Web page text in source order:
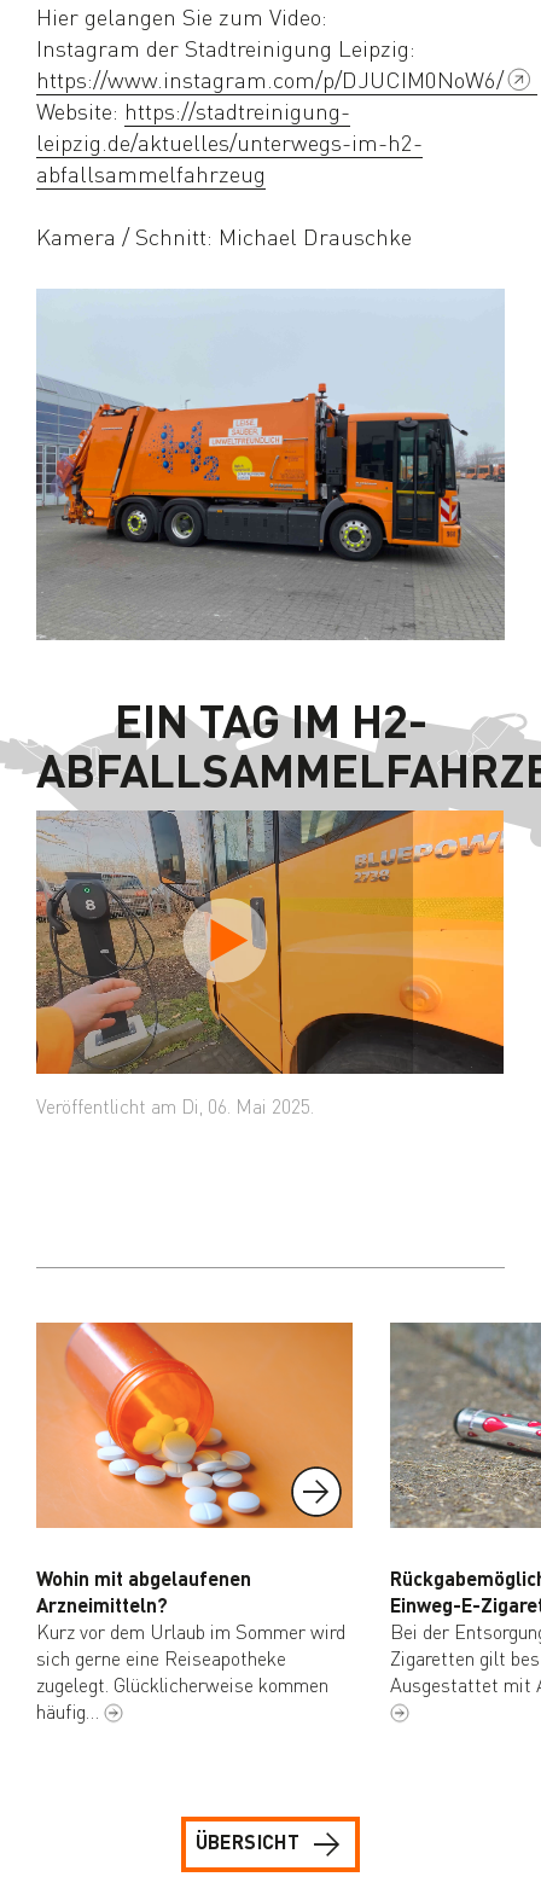
Hier gelangen Sie zum Video:
Instagram der Stadtreinigung Leipzig:
https://www.instagram.com/p/DJUCIM0NoW6/
Website: https://stadtreinigung-
leipzig.de/aktuelles/unterwegs-im-h2-
abfallsammelfahrzeug
Kamera / Schnitt: Michael Drauschke
EIN TAG IM H2-
Video abspielen
Veröffentlicht am Di, 06. Mai 2025.
Wohin mit abgelaufenen
Arzneimitteln?
Kurz vor dem Urlaub im Sommer wird
sich gerne eine Reiseapotheke
zugelegt. Glücklicherweise kommen
häufig…
Einweg-E-
Bei der
Zigaretten gilt
Ausgestattet mit
ÜBERSICHT